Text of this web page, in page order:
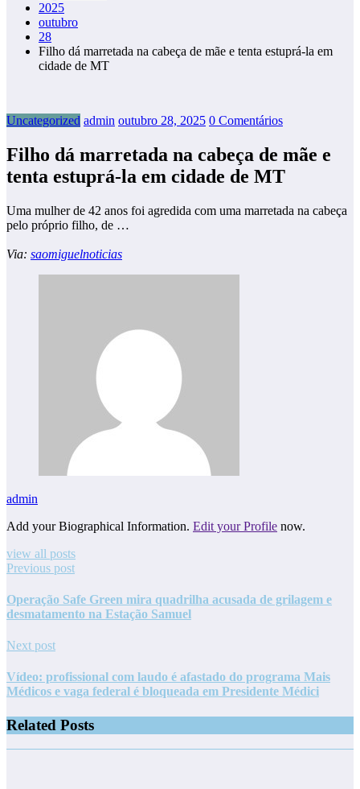
2025
outubro
28
Filho dá marretada na cabeça de mãe e tenta estuprá-la em
cidade de MT
Uncategorized admin outubro 28, 2025 0 Comentários
Filho dá marretada na cabeça de mãe e
tenta estuprá-la em cidade de MT
Uma mulher de 42 anos foi agredida com uma marretada na cabeça
pelo próprio filho, de …
Via: saomiguelnoticias
admin
Add your Biographical Information. Edit your Profile now.
view all posts
Previous post
Operação Safe Green mira quadrilha acusada de grilagem e
desmatamento na Estação Samuel
Next post
Vídeo: profissional com laudo é afastado do programa Mais
Médicos e vaga federal é bloqueada em Presidente Médici
Related Posts